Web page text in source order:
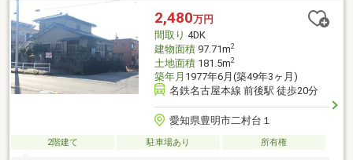
2,480万円
間取り 4DK
建物面積97.71m2
土地面積181.5m2
築年月 1977年6月(築49年3ヶ月)
名鉄名古屋本線 前後駅 徒歩20分
愛知県豊明市二村台１
2階建て 駐車場あり 所有権